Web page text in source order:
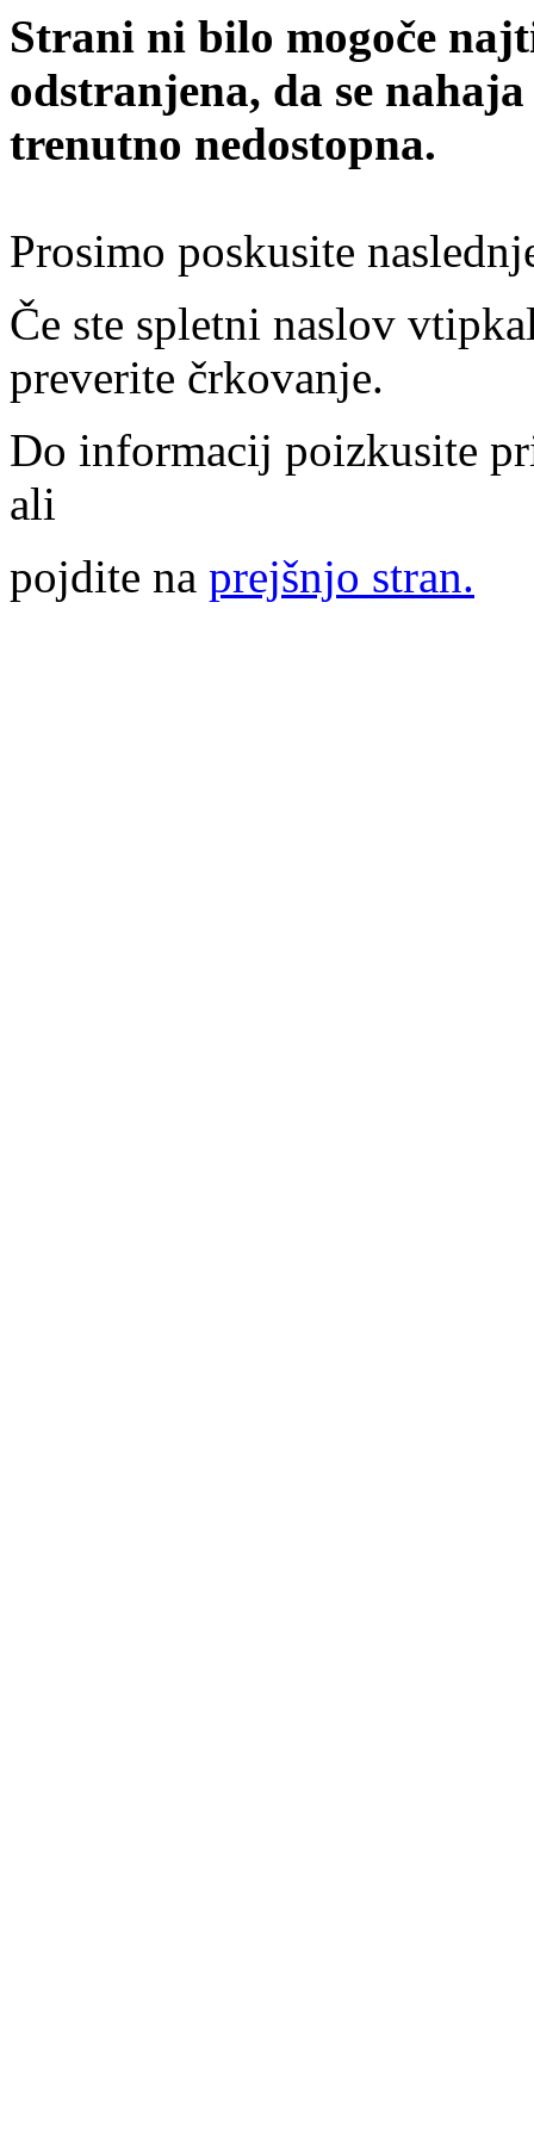
Strani ni bilo mogoče
odstranjena, da se
trenutno nedostopna.
Prosimo poskusite
Če ste spletni naslov
preverite črkovanje.
Do informacij poizkusite
ali
pojdite na prejšnjo stran.